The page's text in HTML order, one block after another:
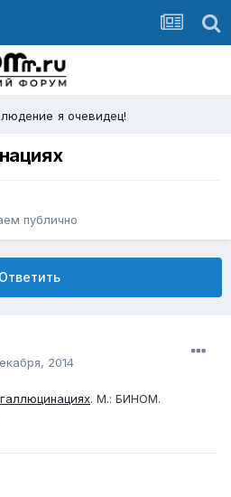
я очевидец!
публично
Ответить
2014
. М.: БИНОМ.